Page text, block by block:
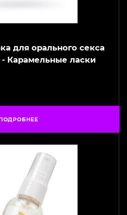
для орального секса
Карамельные ласки